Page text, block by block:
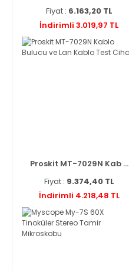
Fiyat : 6.163,20 TL
İndirimli 3.019,97 TL
Proskit MT-7029N Kab ...
Fiyat : 9.374,40 TL
İndirimli 4.218,48 TL